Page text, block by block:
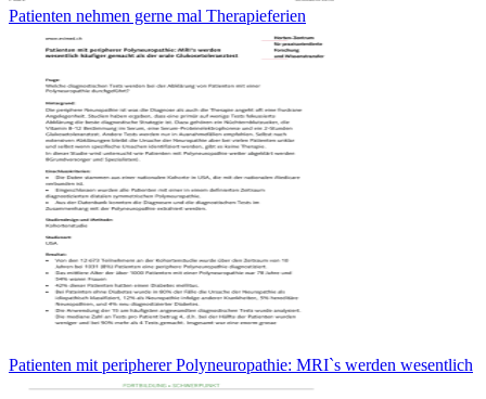
Patienten nehmen gerne mal Therapieferien
Patienten mit peripherer Polyneuropathie: MRI`s werden wesentlich